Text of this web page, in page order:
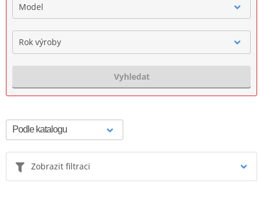
Model
Rok výroby
Vyhledat
Zobrazit filtraci